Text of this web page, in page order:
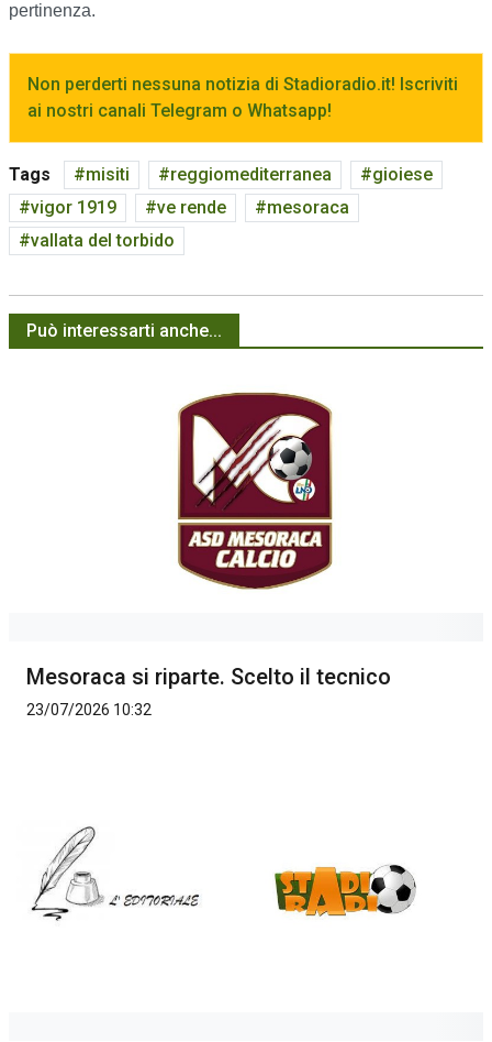
pertinenza.
Non perderti nessuna notizia di Stadioradio.it! Iscriviti
ai nostri canali Telegram o Whatsapp!
Tags misiti reggiomediterranea
gioiese
vigor 1919
ve rende
mesoraca
vallata del torbido
Può interessarti anche...
Mesoraca si riparte. Scelto il tecnico
23/07/2026 10:32